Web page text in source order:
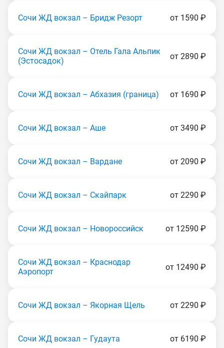
Сочи ЖД вокзал – Бридж Резорт от 1590 ₽
Сочи ЖД вокзал – Отель Гала Альпик
(Эcтocaдoк)
от 2890 ₽
Сочи ЖД вокзал – Абхазия (граница) от 1690 ₽
Сочи ЖД вокзал – Аше от 3490 ₽
Сочи ЖД вокзал – Вардане от 2090 ₽
Сочи ЖД вокзал – Скайпарк от 2290 ₽
Сочи ЖД вокзал – Новороссийск от 12590 ₽
Сочи ЖД вокзал – Краснодар
Аэропорт
от 12490 ₽
Сочи ЖД вокзал – Якорная Щель от 2290 ₽
Сочи ЖД вокзал – Гудаута от 6190 ₽